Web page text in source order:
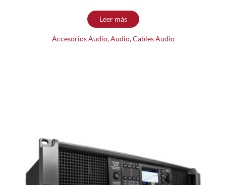
Leer más
Accesorios Audio,Audio,Cables Audio